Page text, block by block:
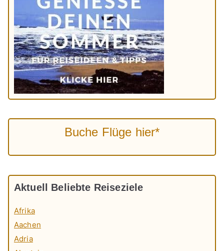
Buche Flüge hier*
Aktuell Beliebte Reiseziele
Afrika
Aachen
Adria